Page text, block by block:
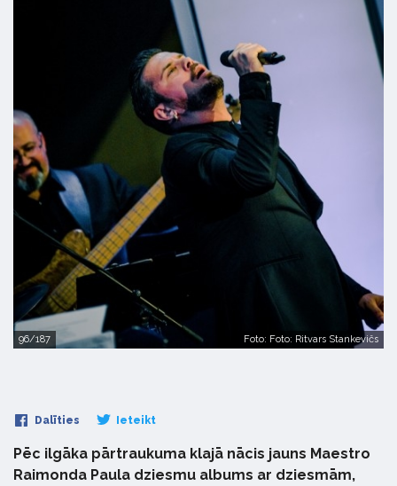
96/187 Foto: Foto: Ritvars Stankevičs
Dalīties Ieteikt
Pēc ilgāka pārtraukuma klajā nācis jauns Maestro
Raimonda Paula dziesmu albums ar dziesmām,